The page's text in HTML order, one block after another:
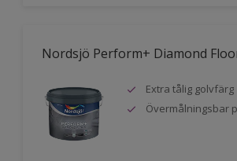
Nordsjö Perform+ Diamond
Extra tålig golvfärg
Övermålningsbar